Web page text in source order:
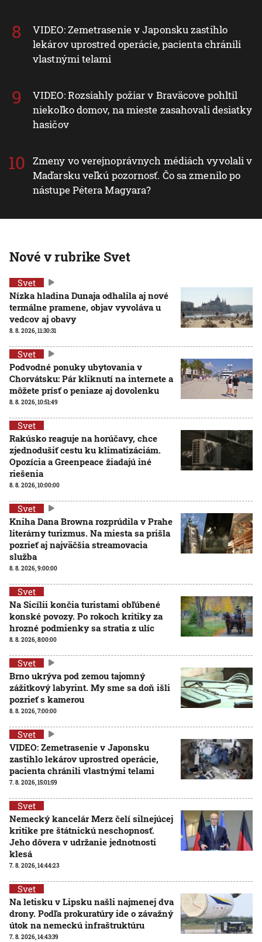
VIDEO: Zemetrasenie v Japonsku zastihlo
lekárov uprostred operácie, pacienta chránili
vlastnými telami
VIDEO: Rozsiahly požiar v Braväcove pohltil
niekoľko domov, na mieste zasahovali desiatky
hasičov
Zmeny vo verejnoprávnych médiách vyvolali v
Maďarsku veľkú pozornosť. Čo sa zmenilo po
nástupe Pétera Magyara?
Nové v rubrike Svet
Svet
Nízka hladina Dunaja odhalila aj nové
termálne pramene, objav vyvoláva u
vedcov aj obavy
8. 8. 2026, 11:30:31
Svet
Podvodné ponuky ubytovania v
Chorvátsku: Pár kliknutí na internete a
môžete prísť o peniaze aj dovolenku
8. 8. 2026, 10:51:49
Svet
Rakúsko reaguje na horúčavy, chce
zjednodušiť cestu ku klimatizáciám.
Opozícia a Greenpeace žiadajú iné
riešenia
8. 8. 2026, 10:00:00
Svet
Kniha Dana Browna rozprúdila v Prahe
literárny turizmus. Na miesta sa prišla
pozrieť aj najväčšia streamovacia
služba
8. 8. 2026, 9:00:00
Svet
Na Sicílii končia turistami obľúbené
konské povozy. Po rokoch kritiky za
hrozné podmienky sa stratia z ulíc
8. 8. 2026, 8:00:00
Svet
Brno ukrýva pod zemou tajomný
zážitkový labyrint. My sme sa doň išli
pozrieť s kamerou
8. 8. 2026, 7:00:00
Svet
VIDEO: Zemetrasenie v Japonsku
zastihlo lekárov uprostred operácie,
pacienta chránili vlastnými telami
7. 8. 2026, 15:01:59
Svet
Nemecký kancelár Merz čelí silnejúcej
kritike pre štátnickú neschopnosť.
Jeho dôvera v udržanie jednotnosti
klesá
7. 8. 2026, 14:44:23
Svet
Na letisku v Lipsku našli najmenej dva
drony. Podľa prokuratúry ide o závažný
útok na nemeckú infraštruktúru
7. 8. 2026, 14:43:39